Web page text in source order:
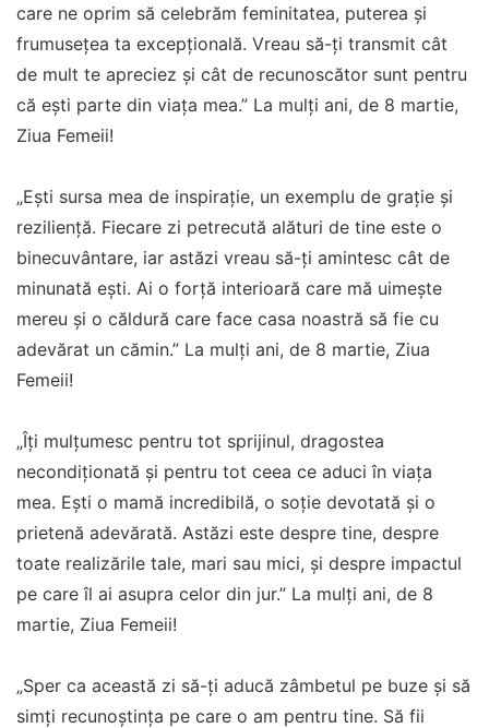
care ne oprim să celebrăm feminitatea, puterea și
frumusețea ta excepțională. Vreau să-ți transmit cât
de mult te apreciez și cât de recunoscător sunt pentru
că ești parte din viața mea.” La mulţi ani, de 8 martie,
Ziua Femeii!
„Ești sursa mea de inspirație, un exemplu de grație și
reziliență. Fiecare zi petrecută alături de tine este o
binecuvântare, iar astăzi vreau să-ți amintesc cât de
minunată ești. Ai o forță interioară care mă uimește
mereu și o căldură care face casa noastră să fie cu
adevărat un cămin.” La mulţi ani, de 8 martie, Ziua
Femeii!
„Îți mulțumesc pentru tot sprijinul, dragostea
necondiționată și pentru tot ceea ce aduci în viața
mea. Ești o mamă incredibilă, o soție devotată și o
prietenă adevărată. Astăzi este despre tine, despre
toate realizările tale, mari sau mici, și despre impactul
pe care îl ai asupra celor din jur.” La mulţi ani, de 8
martie, Ziua Femeii!
„Sper ca această zi să-ți aducă zâmbetul pe buze și să
simți recunoștința pe care o am pentru tine. Să fii